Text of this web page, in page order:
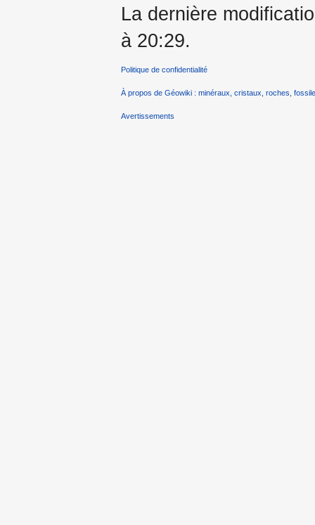
La dernière
à 20:29.
Politique de confidentialité
À propos de Géowiki : minéraux, cristaux, roches,
Avertissements